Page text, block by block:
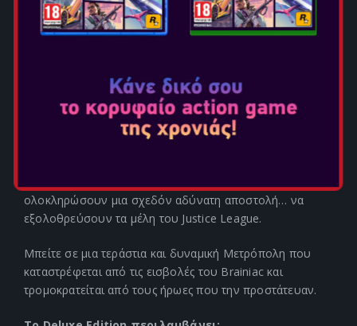
ΓΝΩΡΙΣΤΕ ΤΟΥΣ ΝΕΟΥΣ 'ΕΘΕΛΟΝΤΕΣ' ΤΗΣ
ΔΙΑΒΟΗΤΗΣ ΟΜΑΔΑΣ TASK FORCE X
(ΓΝΩΣΤΗΣ ΚΑΙ ΩΣ SUICIDE SQUAD).
ολοκληρώσουν μια σχεδόν αδύνατη αποστολή… να
εξολοθρεύσουν τα μέλη του Justice League.
Μπείτε σε μια τεράστια και δυναμική Μετρόπολη που
καταστρέφεται από τις εισβολές του Brainiac και
τρομοκρατείται από τους ήρωες που την προστάτευαν.